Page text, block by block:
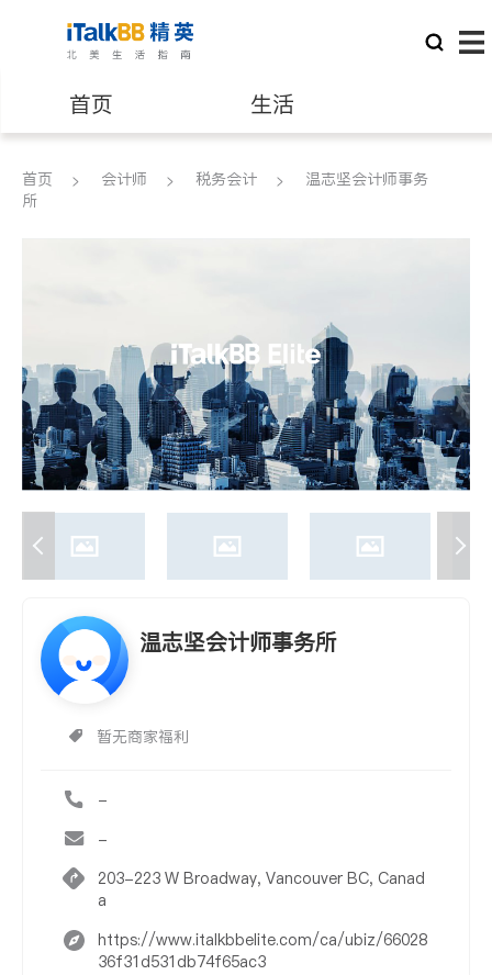
首页 生活
医生 律师
建筑装修
首页 会计师 税务会计
温志坚会计师事务
所
温志坚会计师事务所
暂无商家福利
-
-
203-223 W Broadway, Vancouver BC, Canad
a
https://www.italkbbelite.com/ca/ubiz/66028
36f31d531db74f65ac3